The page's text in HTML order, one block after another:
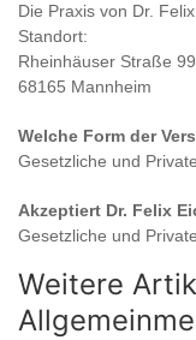
Die Praxis von Dr.
Standort:
Rheinhäuser Straße 99
68165 Mannheim
Welche Form der
Gesetzliche und
Akzeptiert Dr. Felix
Gesetzliche und
Weitere